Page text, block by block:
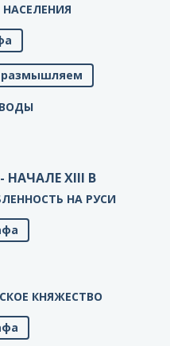
НАСЕЛЕНИЯ
размышляем
НАЧАЛЕ XIII В
НА РУСИ
КНЯЖЕСТВО